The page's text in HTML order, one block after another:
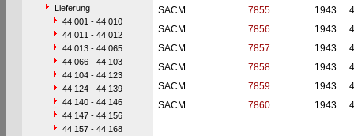
Lieferung
44 001 - 44 010
44 011 - 44 012
44 013 - 44 065
44 066 - 44 103
44 104 - 44 123
44 124 - 44 139
44 140 - 44 146
44 147 - 44 156
44 157 - 44 168
SACM
7855 1943
SACM
7856 1943
SACM
7857 1943
SACM
7858 1943
SACM
7859 1943
SACM
7860 1943